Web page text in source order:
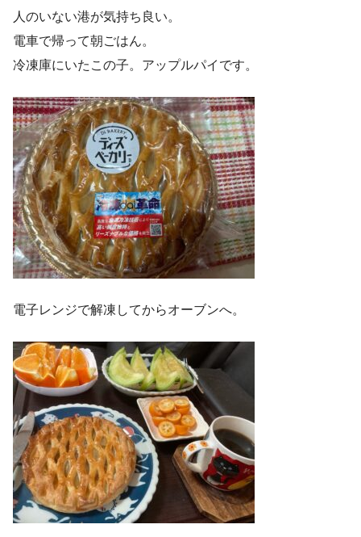
人のいない港が気持ち良い。
電車で帰って朝ごはん。
冷凍庫にいたこの子。アップルパイです。
電子レンジで解凍してからオーブンへ。